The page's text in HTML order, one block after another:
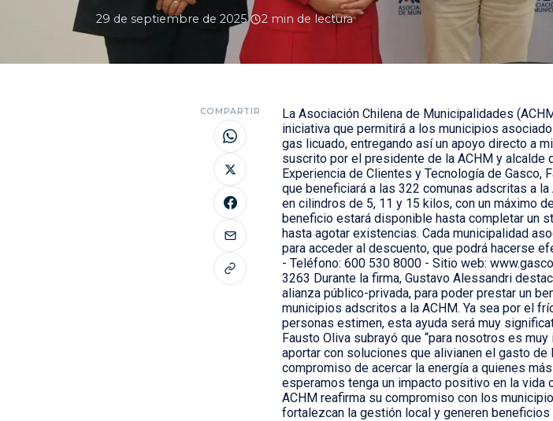
29 de septiembre de 2025· 2 min de lectura
COMPARTIR
La Asociación Chilena de Municipalidades
iniciativa que permitirá a los municipios
gas licuado, entregando así un apoyo directo a
suscrito por el presidente de la ACHM y alcalde
Experiencia de Clientes y Tecnología de Gasco,
que beneficiará a las 322 comunas adscritas a
en cilindros de 5, 11 y 15 kilos, con un máximo
beneficio estará disponible hasta completar un
hasta agotar existencias. Cada municipalidad
para acceder al descuento, que podrá hacerse
- Teléfono: 600 530 8000 - Sitio web:
3263 Durante la firma, Gustavo Alessandri
alianza público-privada, para poder prestar un
municipios adscritos a la ACHM. Ya sea por el
personas estimen, esta ayuda será muy
Fausto Oliva subrayó que “para nosotros es
aportar con soluciones que alivianen el gasto
compromiso de acercar la energía a quienes
esperamos tenga un impacto positivo en la vida
ACHM reafirma su compromiso con los
fortalezcan la gestión local y generen beneficios